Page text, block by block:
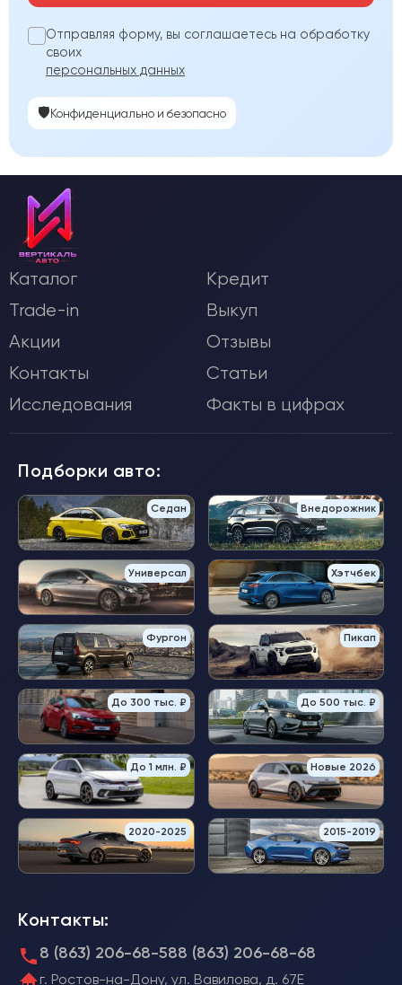
Отправляя форму, вы соглашаетесь на обработку
своих
персональных данных
🛡️Конфиденциально и безопасно
Каталог
Кредит
Trade-in
Выкуп
Акции
Отзывы
Контакты
Статьи
Исследования
Факты в цифрах
Подборки авто:
Седан Внедорожник
Универсал Хэтчбек
Фургон Пикап
До 300 тыс. ₽ До 500 тыс. ₽
До 1 млн. ₽ Новые 2026
2020-2025 2015-2019
Контакты:
8 (863) 206-68-588 (863) 206-68-68
г. Ростов-на-Дону, ул. Вавилова, д. 67Е